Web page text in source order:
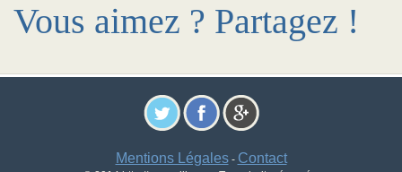
Vous aimez ? Partagez !
Mentions Légales- Contact